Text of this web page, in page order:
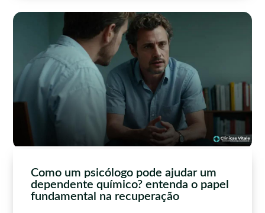
Como um psicólogo pode ajudar um
dependente químico? entenda o papel
fundamental na recuperação